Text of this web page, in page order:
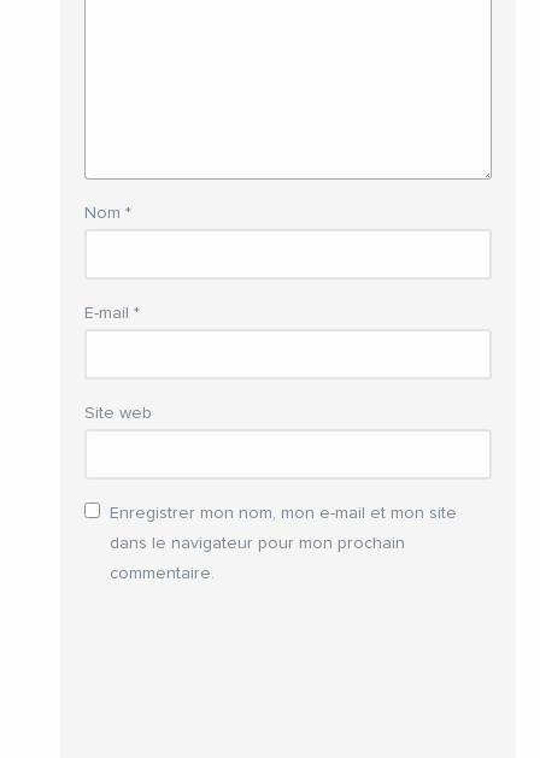
Nom *
E-mail *
Site web
Enregistrer mon nom, mon e-mail et mon site
dans le navigateur pour mon prochain
commentaire.